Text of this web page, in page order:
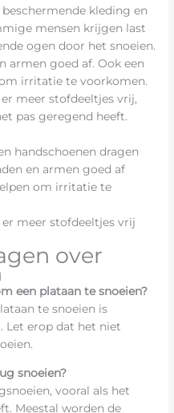
kleding en
mensen krijgen last
ogen door het snoeien.
armen goed af. Ook een
irritatie te voorkomen.
meer stofdeeltjes vrij,
pas geregend heeft.
handschoenen dragen
en armen goed af
om irritatie te
meer stofdeeltjes vrij
over
een plataan te snoeien?
te snoeien is
Let erop dat het niet
snoeien?
vooral als het
Meestal worden de